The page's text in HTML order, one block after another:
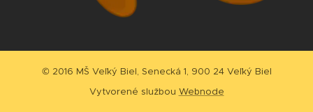
© 2016 MŠ Veľký Biel, Senecká 1, 900 24 Veľký Biel
Vytvorené službou Webnode